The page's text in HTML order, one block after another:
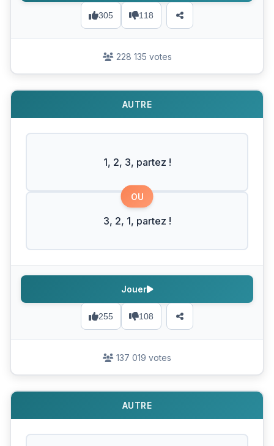
305 118
228 135 votes
AUTRE
1, 2, 3, partez !
OU
3, 2, 1, partez !
255 108
Jouer
137 019 votes
AUTRE